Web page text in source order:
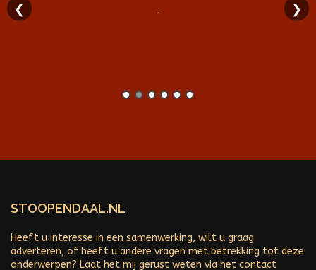
❮ ❯
STOOPENDAAL.NL
Heeft u interesse in een samenwerking, wilt u graag
adverteren, of heeft u andere vragen met betrekking tot deze
onderwerpen? Laat het mij gerust weten via het contact